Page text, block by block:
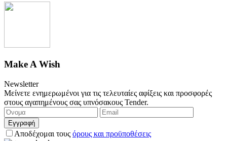
Make A Wish
Newsletter
Μείνετε ενημερωμένοι για τις τελευταίες αφίξεις και προσφορές
στους αγαπημένους σας υπνόσακους Tender.
Εγγραφή
Αποδέχομαι τους όρους και προϋποθέσεις